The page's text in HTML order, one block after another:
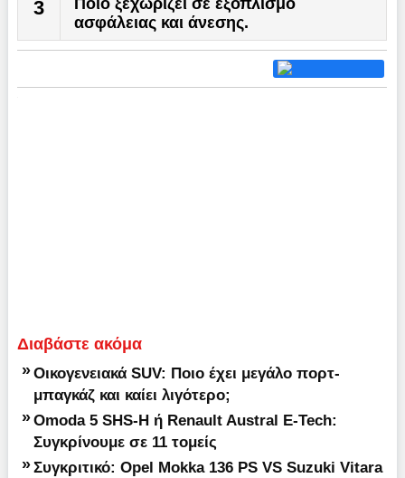
3
Ποιο ξεχωρίζει σε εξοπλισμό
ασφάλειας και άνεσης.
Διαβάστε ακόμα
» Οικογενειακά SUV: Ποιο έχει μεγάλο πορτ-
μπαγκάζ και καίει λιγότερο;
» Omoda 5 SHS-H ή Renault Austral E-Tech:
Συγκρίνουμε σε 11 τομείς
» Συγκριτικό: Opel Mokka 136 PS VS Suzuki Vitara